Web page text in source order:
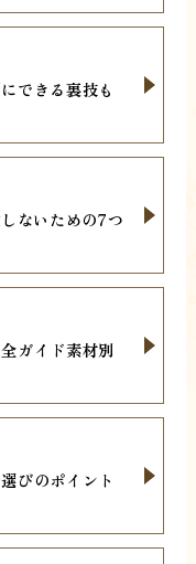
できる裏技も
ないための7つ
ガイド素材別
びのポイント